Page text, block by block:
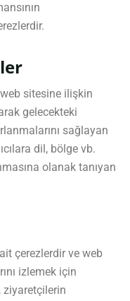
web sitesine ilişkin
gelecekteki
sağlayan
dil, bölge vb.
olanak tanıyan
çerezlerdir ve web
izlemek için
ziyaretçilerin